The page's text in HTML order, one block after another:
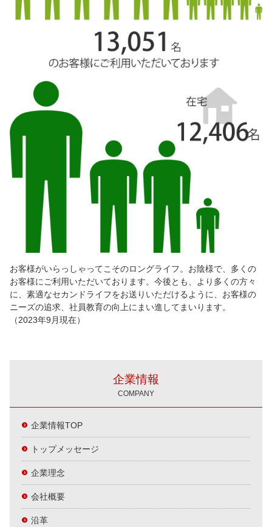
お客様がいらっしゃってこそのロングライフ。お陰様で、多くの
お客様にご利用いただいております。今後とも、より多くの方々
に、素適なセカンドライフをお送りいただけるように、お客様の
ニーズの追求、社員教育の向上にまい進してまいります。
（2023年9月現在）
企業情報
COMPANY
企業情報TOP
トップメッセージ
企業理念
会社概要
沿革